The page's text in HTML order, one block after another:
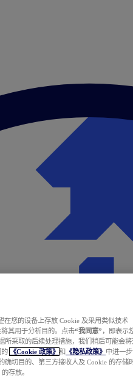
在您的设备上存放 Cookie 及采用类似技术
其用于分析目的。点击“我同意” ，即表示
所采取的后续处理措施，我们稍后可能会
的
《Cookie 政策》 和 《隐私政策》 中进一
确切目的、第三方接收人及 Cookie 的存
存放。